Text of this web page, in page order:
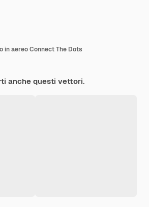
in aereo Connect The Dots
anche questi vettori.